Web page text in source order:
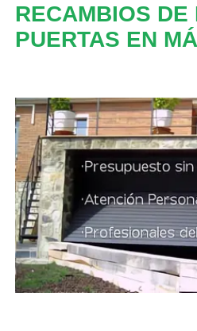
RECAMBIOS DE
PUERTAS EN